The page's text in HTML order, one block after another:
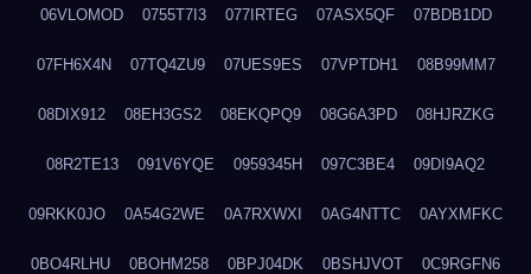
06VLOMOD 0755T7I3 077IRTEG 07ASX5QF 07BDB1DD
07FH6X4N 07TQ4ZU9 07UES9ES 07VPTDH1 08B99MM7
08DIX912 08EH3GS2 08EKQPQ9 08G6A3PD 08HJRZKG
08R2TE13 091V6YQE 0959345H 097C3BE4 09DI9AQ2
09RKK0JO 0A54G2WE 0A7RXWXI 0AG4NTTC 0AYXMFKC
0BO4RLHU 0BOHM258 0BPJ04DK 0BSHJVOT 0C9RGFN6